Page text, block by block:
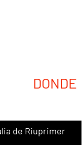
DONDE
de Riuprimer